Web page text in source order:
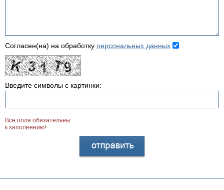
Согласен(на) на обработку персональных данных
Введите символы с картинки:
Все поля обязательны
к заполнению!